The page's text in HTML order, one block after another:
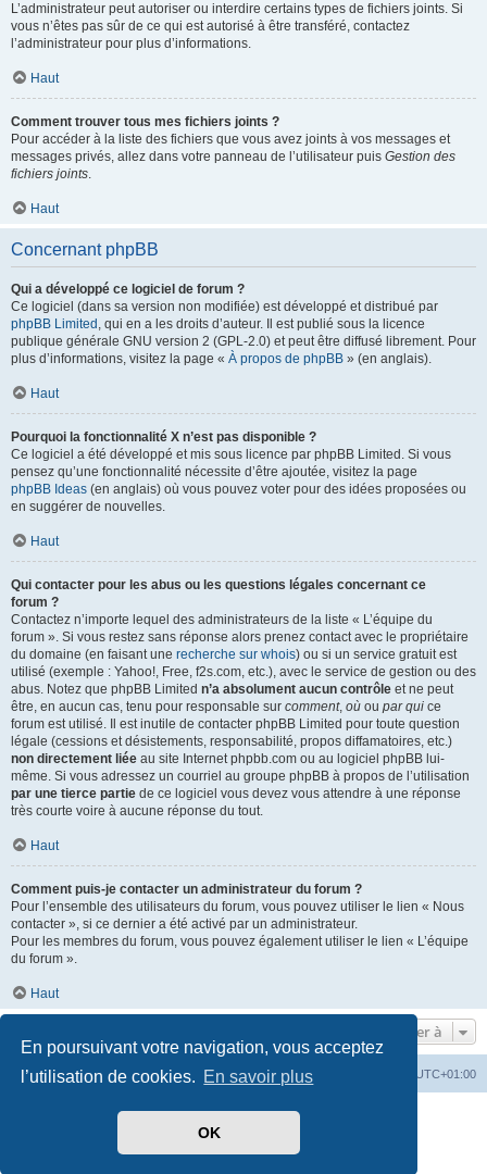
En poursuivant votre navigation, vous acceptez
l’utilisation de cookies. En savoir plus
OK
L’administrateur peut autoriser ou interdire certains types de fichiers joints. Si
vous n’êtes pas sûr de ce qui est autorisé à être transféré, contactez
l’administrateur pour plus d’informations.
Haut
Comment trouver tous mes fichiers joints ?
Pour accéder à la liste des fichiers que vous avez joints à vos messages et
messages privés, allez dans votre panneau de l’utilisateur puis Gestion des
fichiers joints.
Haut
Concernant phpBB
Qui a développé ce logiciel de forum ?
Ce logiciel (dans sa version non modifiée) est développé et distribué par
phpBB Limited , qui en a les droits d’auteur. Il est publié sous la licence
publique générale GNU version 2 (GPL-2.0) et peut être diffusé librement. Pour
plus d’informations, visitez la page « À propos de phpBB » (en anglais).
Haut
Pourquoi la fonctionnalité X n’est pas disponible ?
Ce logiciel a été développé et mis sous licence par phpBB Limited. Si vous
pensez qu’une fonctionnalité nécessite d’être ajoutée, visitez la page
phpBB Ideas (en anglais) où vous pouvez voter pour des idées proposées ou
en suggérer de nouvelles.
Haut
Qui contacter pour les abus ou les questions légales concernant ce
forum ?
Contactez n’importe lequel des administrateurs de la liste « L’équipe du
forum ». Si vous restez sans réponse alors prenez contact avec le propriétaire
du domaine (en faisant une recherche sur whois) ou si un service gratuit est
utilisé (exemple : Yahoo!, Free, f2s.com, etc.), avec le service de gestion ou des
abus. Notez que phpBB Limited n’a absolument aucun contrôle et ne peut
être, en aucun cas, tenu pour responsable sur comment, où ou par qui ce
forum est utilisé. Il est inutile de contacter phpBB Limited pour toute question
légale (cessions et désistements, responsabilité, propos diffamatoires, etc.)
non directement liée au site Internet phpbb.com ou au logiciel phpBB lui-
même. Si vous adressez un courriel au groupe phpBB à propos de l’utilisation
par une tierce partie de ce logiciel vous devez vous attendre à une réponse
très courte voire à aucune réponse du tout.
Haut
Comment puis-je contacter un administrateur du forum ?
Pour l’ensemble des utilisateurs du forum, vous pouvez utiliser le lien « Nous
contacter », si ce dernier a été activé par un administrateur.
Pour les membres du forum, vous pouvez également utiliser le lien « L’équipe
du forum ».
Haut
Aller à
Index du forum UTC+01:00
Développé parphpBB® Forum Software © phpBB Limited
Traduit par
Side-car club Français